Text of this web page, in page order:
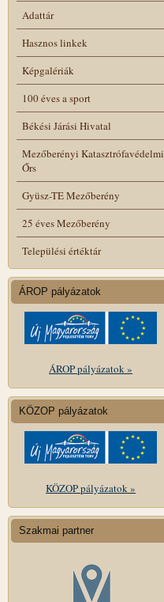
Adattár
Hasznos linkek
Képgalériák
100 éves a sport
Békési Járási Hivatal
Mezőberényi Katasztrófavédelmi
Őrs
Gyüsz-TE Mezőberény
25 éves Mezőberény
Települési értéktár
ÁROP pályázatok
ÁROP pályázatok »
KÖZOP pályázatok
KÖZOP pályázatok »
Szakmai partner